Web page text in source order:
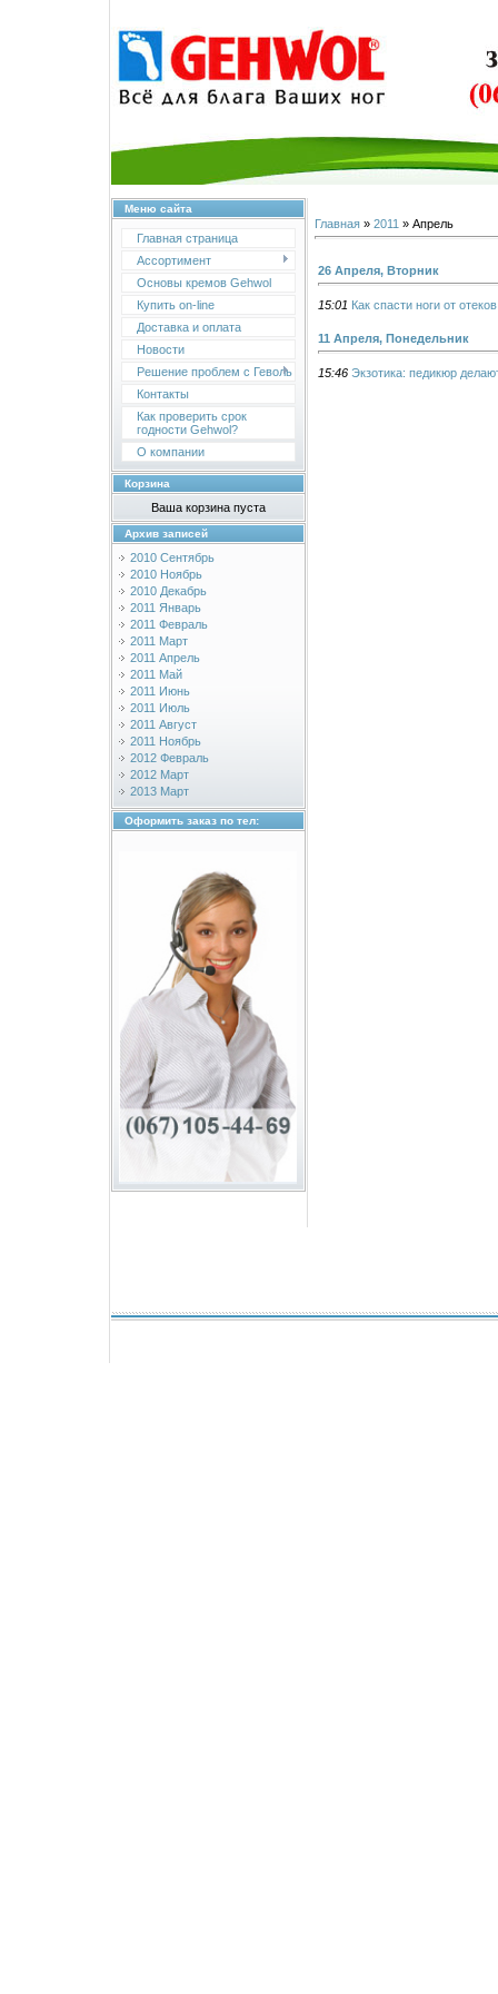
Меню сайта
Главная страница
Ассортимент
Основы кремов Gehwol
Купить on-line
Доставка и оплата
Новости
Решение проблем с Геволь
Контакты
Как проверить срок
годности Gehwol?
О компании
Корзина
Ваша корзина пуста
Архив записей
2010 Сентябрь
2010 Ноябрь
2010 Декабрь
2011 Январь
2011 Февраль
2011 Март
2011 Апрель
2011 Май
2011 Июнь
2011 Июль
2011 Август
2011 Ноябрь
2012 Февраль
2012 Март
2013 Март
Оформить заказ по тел:
Главная» 2011 » Апрель
26 Апреля, Вторник
15:01 Как спасти ноги от
11 Апреля, Понедельник
15:46 Экзотика: педикюр